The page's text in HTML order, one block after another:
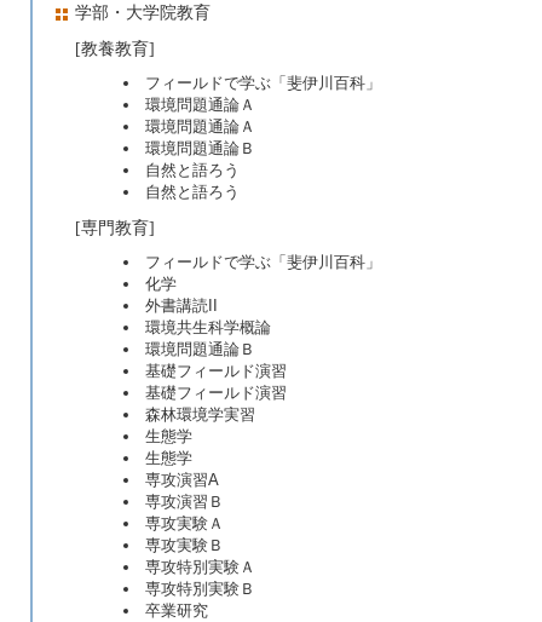
学部・大学院教育
[教養教育]
フィールドで学ぶ「斐伊川百科」
環境問題通論Ａ
環境問題通論Ａ
環境問題通論Ｂ
自然と語ろう
自然と語ろう
[専門教育]
フィールドで学ぶ「斐伊川百科」
化学
外書講読II
環境共生科学概論
環境問題通論Ｂ
基礎フィールド演習
基礎フィールド演習
森林環境学実習
生態学
生態学
専攻演習A
専攻演習Ｂ
専攻実験Ａ
専攻実験Ｂ
専攻特別実験Ａ
専攻特別実験Ｂ
卒業研究